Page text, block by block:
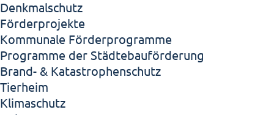
Denkmalschutz
Förderprojekte
Kommunale Förderprogramme
Programme der Städtebauförderung
Brand- & Katastrophenschutz
Tierheim
Klimaschutz